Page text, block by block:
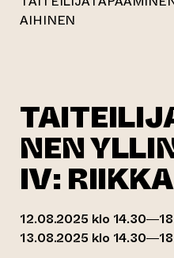
AIHINEN
NEN
IV:
12.08.2025 klo
13.08.2025 klo